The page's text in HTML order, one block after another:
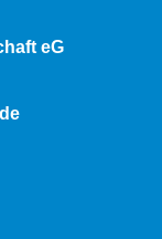
eG